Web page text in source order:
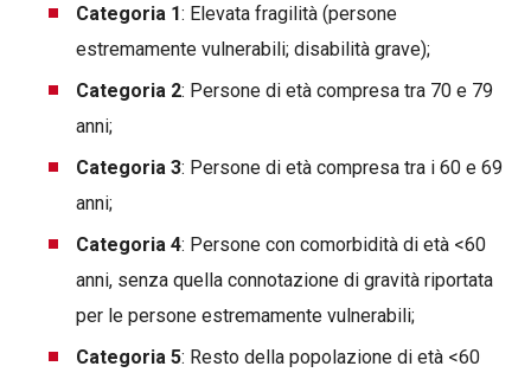
Categoria 1: Elevata fragilità (persone
estremamente vulnerabili; disabilità grave);
Categoria 2: Persone di età compresa tra 70 e 79
anni;
Categoria 3: Persone di età compresa tra i 60 e 69
anni;
Categoria 4: Persone con comorbidità di età <60
anni, senza quella connotazione di gravità riportata
per le persone estremamente vulnerabili;
Categoria 5: Resto della popolazione di età <60